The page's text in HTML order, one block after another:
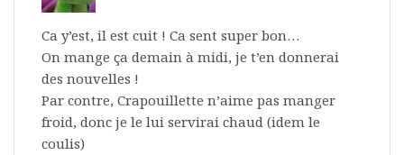
Ca y’est, il est cuit ! Ca sent super bon…
On mange ça demain à midi, je t’en donnerai
des nouvelles !
Par contre, Crapouillette n’aime pas manger
froid, donc je le lui servirai chaud (idem le
coulis)